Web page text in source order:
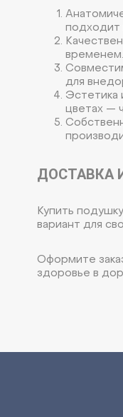
подходит
временем.
для
Эстетика
цветах —
ДОСТАВКА
Купить
вариант для
Оформите
здоровье в